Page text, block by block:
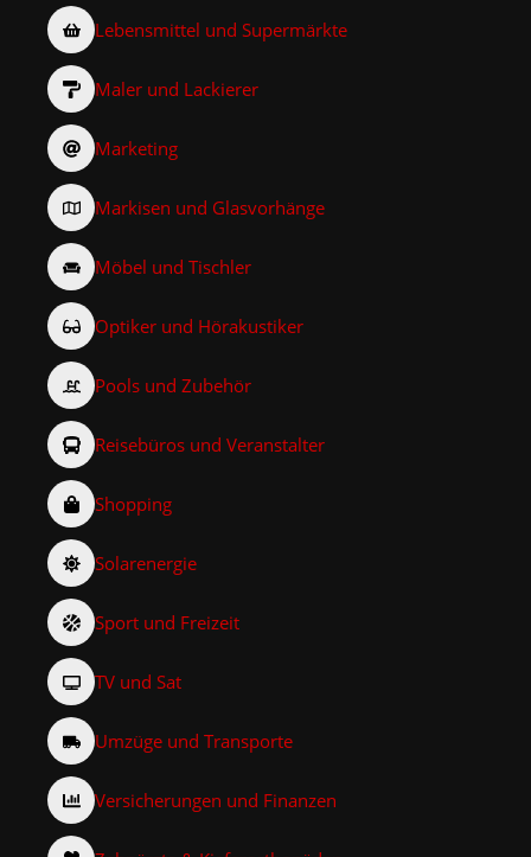
Lebensmittel und Supermärkte
Maler und Lackierer
Marketing
Markisen und Glasvorhänge
Möbel und Tischler
Optiker und Hörakustiker
Pools und Zubehör
Reisebüros und Veranstalter
Shopping
Solarenergie
Sport und Freizeit
TV und Sat
Umzüge und Transporte
Versicherungen und Finanzen